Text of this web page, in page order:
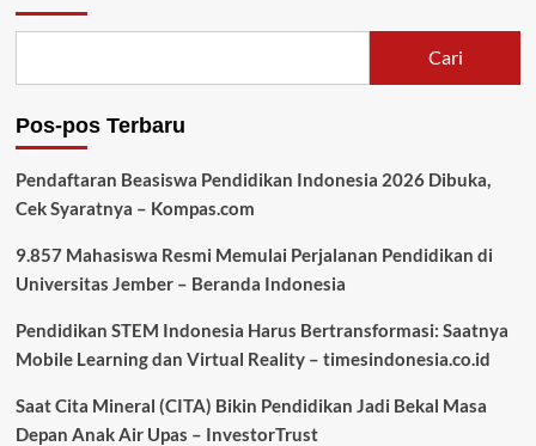
Cari
Pos-pos Terbaru
Pendaftaran Beasiswa Pendidikan Indonesia 2026 Dibuka,
Cek Syaratnya – Kompas.com
9.857 Mahasiswa Resmi Memulai Perjalanan Pendidikan di
Universitas Jember – Beranda Indonesia
Pendidikan STEM Indonesia Harus Bertransformasi: Saatnya
Mobile Learning dan Virtual Reality – timesindonesia.co.id
Saat Cita Mineral (CITA) Bikin Pendidikan Jadi Bekal Masa
Depan Anak Air Upas – InvestorTrust